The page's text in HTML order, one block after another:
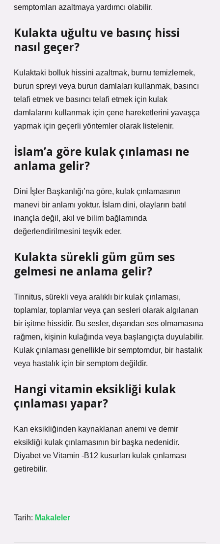
semptomları azaltmaya yardımcı olabilir.
Kulakta uğultu ve basınç hissi
nasıl geçer?
Kulaktaki bolluk hissini azaltmak, burnu temizlemek,
burun spreyi veya burun damlaları kullanmak, basıncı
telafi etmek ve basıncı telafi etmek için kulak
damlalarını kullanmak için çene hareketlerini yavaşça
yapmak için geçerli yöntemler olarak listelenir.
İslam’a göre kulak çınlaması ne
anlama gelir?
Dini İşler Başkanlığı’na göre, kulak çınlamasının
manevi bir anlamı yoktur. İslam dini, olayların batıl
inançla değil, akıl ve bilim bağlamında
değerlendirilmesini teşvik eder.
Kulakta sürekli güm güm ses
gelmesi ne anlama gelir?
Tinnitus, sürekli veya aralıklı bir kulak çınlaması,
toplamlar, toplamlar veya çan sesleri olarak algılanan
bir işitme hissidir. Bu sesler, dışarıdan ses olmamasına
rağmen, kişinin kulağında veya başlangıçta duyulabilir.
Kulak çınlaması genellikle bir semptomdur, bir hastalık
veya hastalık için bir semptom değildir.
Hangi vitamin eksikliği kulak
çınlaması yapar?
Kan eksikliğinden kaynaklanan anemi ve demir
eksikliği kulak çınlamasının bir başka nedenidir.
Diyabet ve Vitamin -B12 kusurları kulak çınlaması
getirebilir.
Tarih: Makaleler